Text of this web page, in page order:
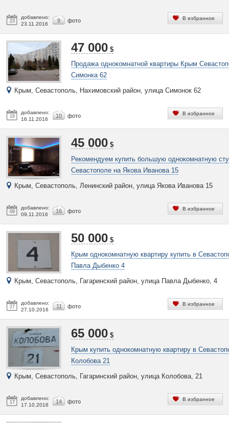
23
добавлено:
23.11.2016
9 фото В избранное
16
добавлено:
16.11.2016
10 фото
47 000 $
Продажа однокомнатной квартиры Крым
Симонка 62
Крым, Севастополь, Нахимовский район, улица Симонок 62
В избранное
09
добавлено:
09.11.2016
16 фото
45 000 $
Рекомендуем купить большую однокомнатную
Севастополе на Якова Иванова 15
Крым, Севастополь, Ленинский район, улица Якова Иванова 15
В избранное
27
добавлено:
27.10.2016
11 фото
50 000 $
Крым однокомнатную квартиру купить в
Павла Дыбенко 4
Крым, Севастополь, Гагаринский район, улица Павла Дыбенко, 4
В избранное
17
добавлено:
17.10.2016
14 фото
65 000 $
Крым купить однокомнатную квартиру в
Колобова 21
Крым, Севастополь, Гагаринский район, улица Колобова, 21
В избранное